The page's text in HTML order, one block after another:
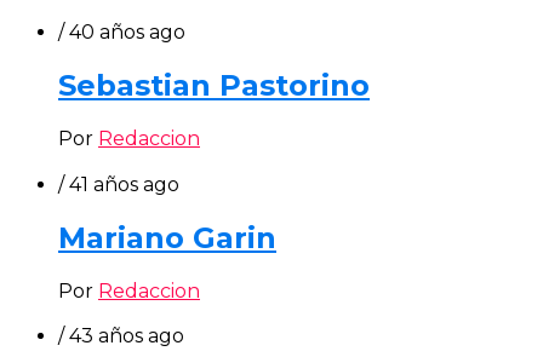
/ 40 años ago
Sebastian Pastorino
Por Redaccion
/ 41 años ago
Mariano Garin
Por Redaccion
/ 43 años ago